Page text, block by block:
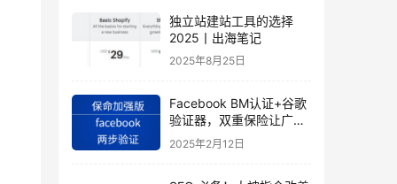
独立站建站工具的选择
2025丨出海笔记
2025年8月25日
Facebook BM认证+谷歌
验证器，双重保险让广告
投手账号稳如泰山
2025年2月12日